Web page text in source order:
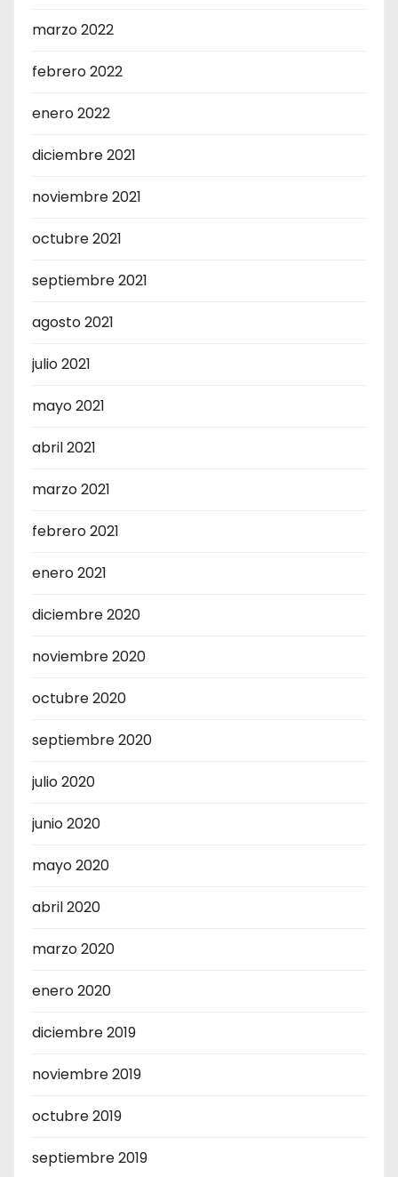
marzo 2022
febrero 2022
enero 2022
diciembre 2021
noviembre 2021
octubre 2021
septiembre 2021
agosto 2021
julio 2021
mayo 2021
abril 2021
marzo 2021
febrero 2021
enero 2021
diciembre 2020
noviembre 2020
octubre 2020
septiembre 2020
julio 2020
junio 2020
mayo 2020
abril 2020
marzo 2020
enero 2020
diciembre 2019
noviembre 2019
octubre 2019
septiembre 2019